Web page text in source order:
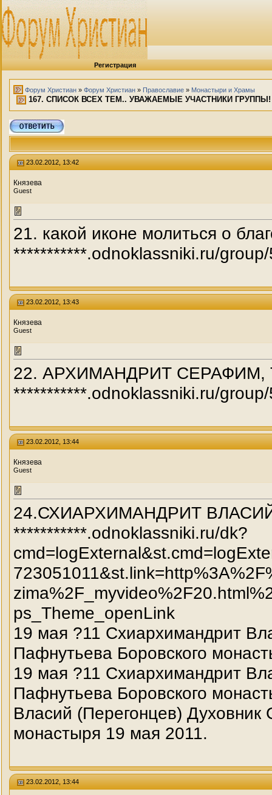
Регистрация
Форум Христиан » Форум Христиан » Православие » Монастыри и Храмы
167. СПИСОК ВСЕХ ТЕМ.. УВАЖАЕМЫЕ УЧАСТНИКИ
23.02.2012, 13:42
Князева
Guest
21. какой иконе молиться о
***********.odnoklassniki.ru/
23.02.2012, 13:43
Князева
Guest
22. АРХИМАНДРИТ
***********.odnoklassniki.ru/
23.02.2012, 13:44
Князева
Guest
24.СХИАРХИМАНДРИТ
***********.odnoklassniki.ru/dk?
ps_Theme_openLink
19 мая ?11 Схиархимандрит
Пафнутьева Боровского
19 мая ?11 Схиархимандрит
Пафнутьева Боровского
Власий (Перегонцев) Духовник
монастыря 19 мая 2011.
23.02.2012, 13:44